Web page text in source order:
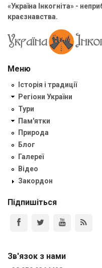
«Україна Інкогніта» -
краєзнавства.
Меню
Історія і традиції
Регіони України
Тури
Пам'ятки
Природа
Блог
Галереї
Відео
Закордон
Підпишіться
Зв'язок з нами